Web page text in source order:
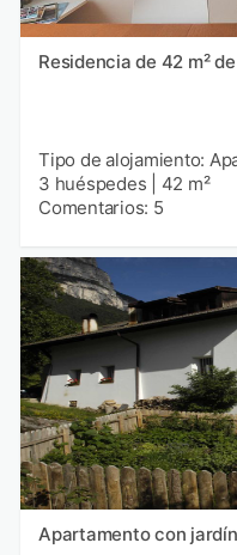
Residencia de 42 m²
Tipo de alojamiento:
3 huéspedes
42 m²
Comentarios: 5
Apartamento con